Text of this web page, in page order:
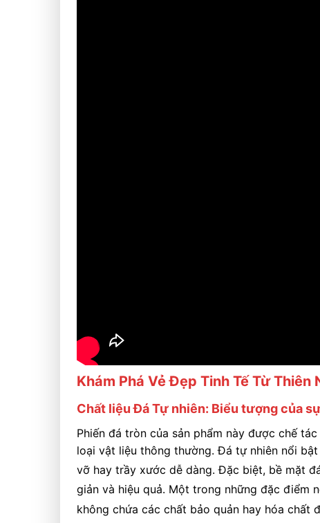
Khám Phá Vẻ Đẹp Tinh Tế Từ Thiên
Chất liệu Đá Tự nhiên: Biểu tượng của
Phiến đá tròn của sản phẩm này được chế
loại vật liệu thông thường. Đá tự nhiên nổi
vỡ hay trầy xước dễ dàng. Đặc biệt, bề mặt
giản và hiệu quả. Một trong những đặc điểm
không chứa các chất bảo quản hay hóa chất